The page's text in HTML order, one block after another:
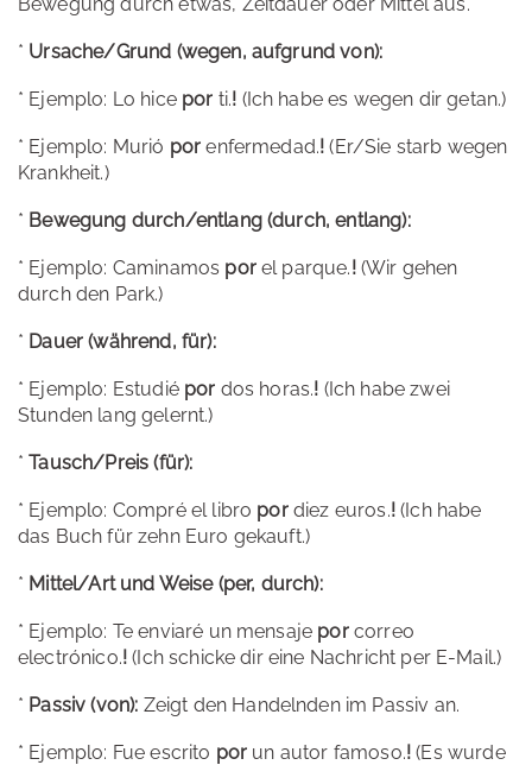
* Ursache/Grund (wegen, aufgrund von):
* Ejemplo: Lo hice por ti.! (Ich habe es wegen dir getan.)
* Ejemplo: Murió por enfermedad.! (Er/Sie starb wegen
Krankheit.)
* Bewegung durch/entlang (durch, entlang):
* Ejemplo: Caminamos porel parque.!(Wir gehen
durch den Park.)
* Dauer (während, für):
* Ejemplo: Estudié por dos horas.! (Ich habe zwei
Stunden lang gelernt.)
*Tausch/Preis (für):
* Ejemplo: Compré el libro pordiez euros.!(Ich habe
das Buch für zehn Euro gekauft.)
* Mittel/Art und Weise (per, durch):
* Ejemplo: Te enviaré un mensaje porcorreo
electrónico.! (Ich schicke dir eine Nachricht per E-Mail.)
* Passiv (von): Zeigt den Handelnden im Passiv an.
* Ejemplo: Fue escrito por un autor famoso.! (Es wurde